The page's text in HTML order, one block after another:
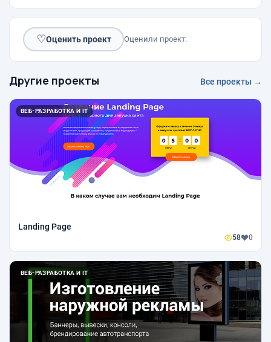
♡Оценить проект Оценили проект:
Другие проекты Все проекты →
ВЕБ-РАЗРАБОТКА И IT
Landing Page
58 0
ВЕБ-РАЗРАБОТКА И IT